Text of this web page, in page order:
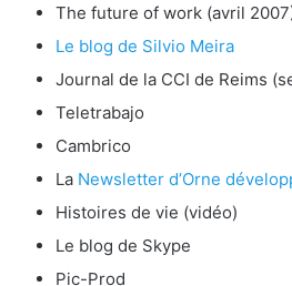
The future of work (avril
Le blog de Silvio Meira
Journal de la CCI de Reims
Teletrabajo
Cambrico
La Newsletter d’Orne
Histoires de vie (vidéo)
Le blog de Skype
Pic-Prod